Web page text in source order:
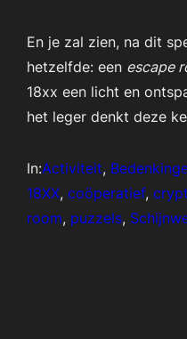
En je zal zien, na dit
hetzelfde: een escape
18xx een licht en
het leger denkt deze
In:Activiteit,
18XX, coöperatief,
room, puzzels,